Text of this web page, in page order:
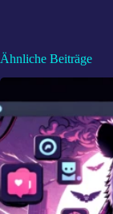
Ähnliche Beiträge